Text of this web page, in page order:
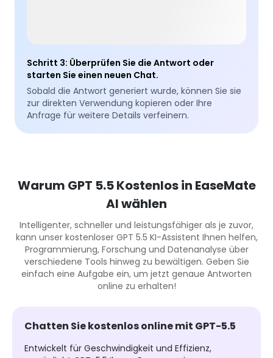
Schritt 3: Überprüfen Sie die Antwort oder
starten Sie einen neuen Chat.
Sobald die Antwort generiert wurde, können Sie sie
zur direkten Verwendung kopieren oder Ihre
Anfrage für weitere Details verfeinern.
Warum GPT 5.5 Kostenlos in EaseMate
AI wählen
Intelligenter, schneller und leistungsfähiger als je zuvor,
kann unser kostenloser GPT 5.5 KI-Assistent Ihnen helfen,
Programmierung, Forschung und Datenanalyse über
verschiedene Tools hinweg zu bewältigen. Geben Sie
einfach eine Aufgabe ein, um jetzt genaue Antworten
online zu erhalten!
Chatten Sie kostenlos online mit GPT-5.5
Entwickelt für Geschwindigkeit und Effizienz,